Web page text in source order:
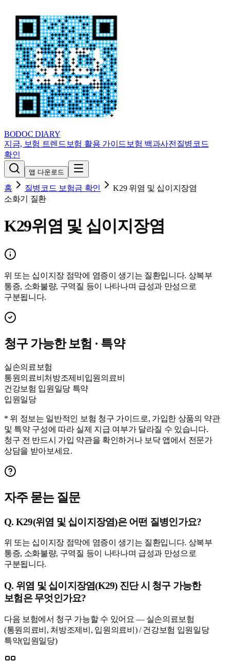
BODOCDIARY
지금, 보험 트렌드 보험 활용 가이드 보험 백과사전 질병코드
확인
앱 다운로드
홈 질병코드 보험금 확인 K29 위염 및 십이지장염
소화기 질환
K29위염 및 십이지장염
위 또는 십이지장 점막에 염증이 생기는 질환입니다. 상복부
통증, 소화불량, 구역질 등이 나타나며 급성과 만성으로
구분됩니다.
청구 가능한 보험 · 특약
실손의료보험
통원의료비 처방조제비 입원의료비
건강보험 입원일당 특약
입원일당
* 위 정보는 일반적인 보험 청구 가이드로, 가입한 상품의 약관
및 특약 구성에 따라 실제 지급 여부가 달라질 수 있습니다.
청구 전 반드시 가입 약관을 확인하거나 보닥 앱에서 전문가
상담을 받아보세요.
자주 묻는 질문
Q. K29(위염 및 십이지장염)은 어떤 질병인가요?
위 또는 십이지장 점막에 염증이 생기는 질환입니다. 상복부
통증, 소화불량, 구역질 등이 나타나며 급성과 만성으로
구분됩니다.
Q. 위염 및 십이지장염(K29) 진단 시 청구 가능한
보험은 무엇인가요?
다음 보험에서 청구 가능할 수 있어요 — 실손의료보험
(통원의료비, 처방조제비, 입원의료비) / 건강보험 입원일당
특약(입원일당)